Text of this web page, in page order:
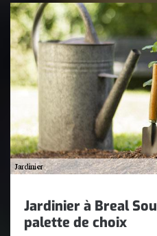
Jardinier à Breal
palette de choix